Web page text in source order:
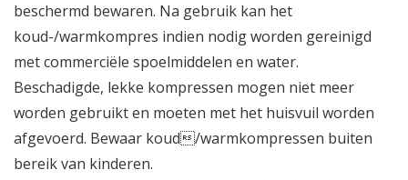
beschermd bewaren. Na gebruik kan het
koud-/warmkompres indien nodig worden gereinigd
met commerciële spoelmiddelen en water.
Beschadigde, lekke kompressen mogen niet meer
worden gebruikt en moeten met het huisvuil worden
afgevoerd. Bewaar koud/warmkompressen buiten
bereik van kinderen.